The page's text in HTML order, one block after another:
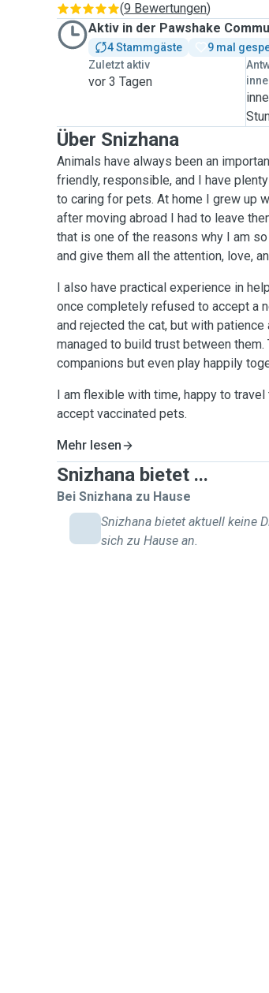
(9 Bewertungen)
Aktiv in der Pawshake
4 Stammgäste 9 mal
Zuletzt aktiv
vor 3 Tagen
Über Snizhana
Animals have always been an
friendly, responsible, and I have
to caring for pets. At home I grew up
after moving abroad I had to leave
that is one of the reasons why I am
and give them all the attention, love,
I also have practical experience in
once completely refused to accept a
and rejected the cat, but with
managed to build trust between
companions but even play happily
I am flexible with time, happy to
accept vaccinated pets.
Mehr lesen
Snizhana bietet ...
Bei Snizhana zu Hause
Snizhana bietet aktuell keine
sich zu Hause an.